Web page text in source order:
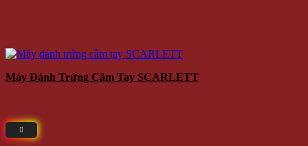
Máy Đánh Trứng Cầm Tay SCARLETT